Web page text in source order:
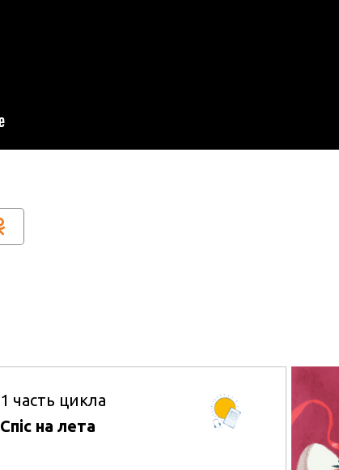
1 часть цикла
Спіс на лета